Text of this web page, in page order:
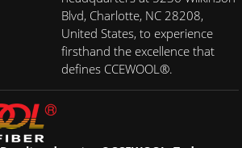
Blvd, Charlotte, NC 28208,
United States, to experience
firsthand the excellence that
defines CCEWOOL®.